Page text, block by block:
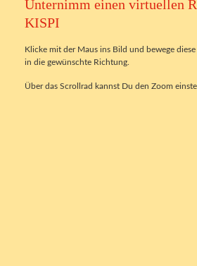
Unternimm einen virtuellen
KISPI
Klicke mit der Maus ins Bild und bewege
in die gewünschte Richtung.
Über das Scrollrad kannst Du den Zoom